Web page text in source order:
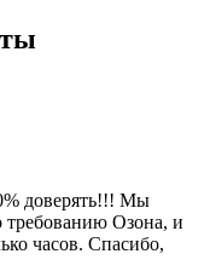
доверять!!! Мы
требованию Озона, и
часов. Спасибо,